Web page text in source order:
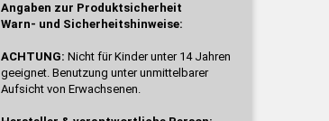
Angaben zur Produktsicherheit
Warn- und Sicherheitshinweise:
ACHTUNG: Nicht für Kinder unter 14 Jahren
geeignet. Benutzung unter unmittelbarer
Aufsicht von Erwachsenen.